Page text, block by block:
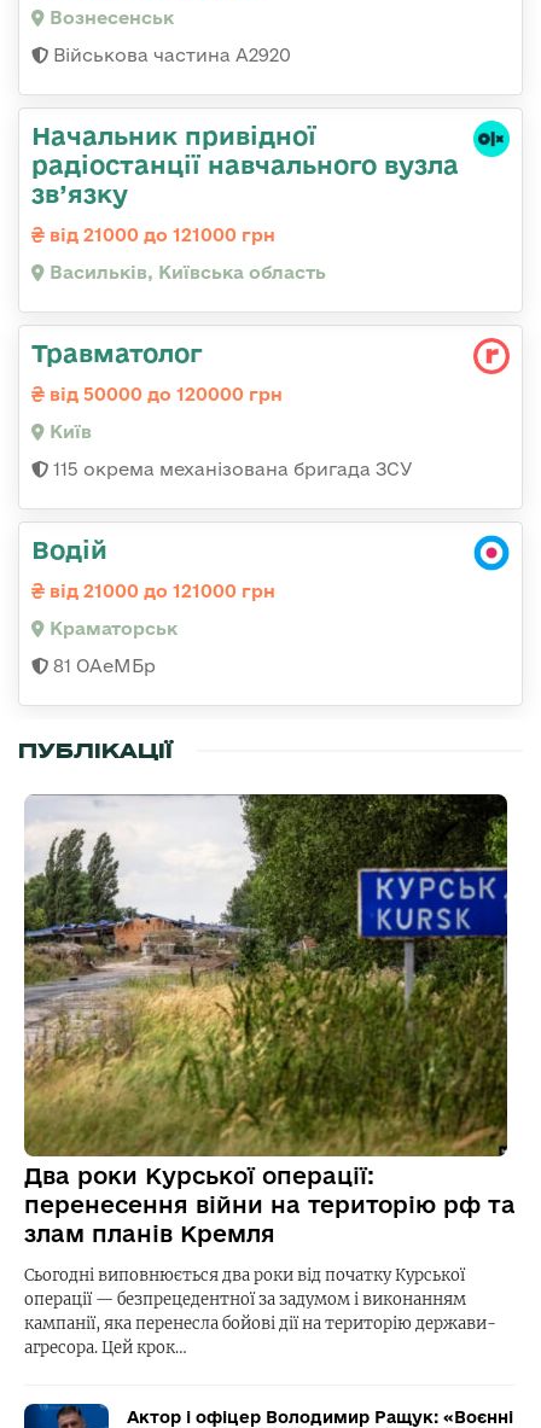
Вознесенськ
Військова частина А2920
Начальник привідної
радіостанції навчального вузла
зв’язку
від 21000 до 121000 грн
Васильків, Київська область
Травматолог
від 50000 до 120000 грн
Київ
115 окрема механізована бригада ЗСУ
Водій
від 21000 до 121000 грн
Краматорськ
81 ОАеМБр
ПУБЛІКАЦІЇ
Два роки Курської операції:
перенесення війни на територію рф та
злам планів Кремля
Сьогодні виповнюється два роки від початку Курської
операції — безпрецедентної за задумом і виконанням
кампанії, яка перенесла бойові дії на територію держави-
агресора. Цей крок…
Актор і офіцер Володимир Ращук: «Воєнні